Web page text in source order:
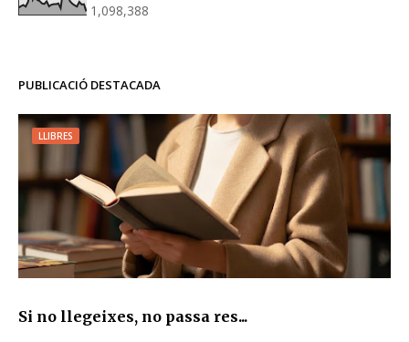
1,098,388
PUBLICACIÓ DESTACADA
LLIBRES
Si no llegeixes, no passa res...